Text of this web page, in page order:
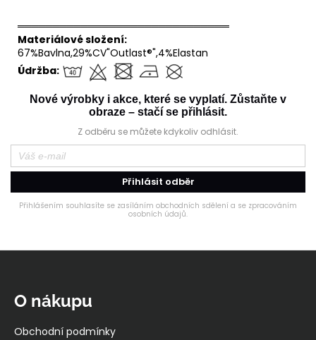
══════════════════════════════
Materiálové složení:
67%Bavlna,29%CV"Outlast®",4%Elastan
Údržba:
Nové výrobky i akce, které se vyplatí. Zůstaňte v
obraze – stačí se přihlásit.
Z odběru se můžete kdykoliv odhlásit.
Přihlásit odběr
Přihlášením souhlasíte se zasíláním obchodních sdělení a se zpracováním
osobních údajů.
O nákupu
Obchodní podmínky